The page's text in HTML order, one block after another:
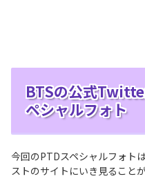
BTSの公式
ペシャルフォト
今回のPTDスペシャルフォト
ストのサイトにいき見ること